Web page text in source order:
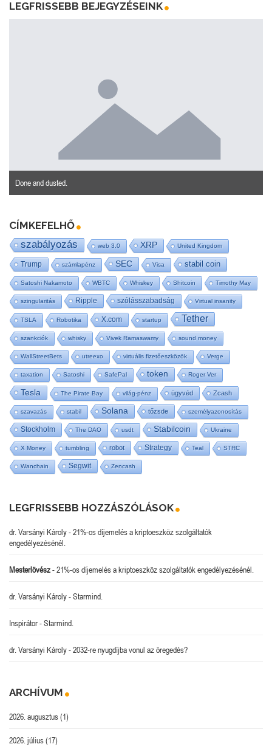
LEGFRISSEBB BEJEGYZÉSEINK
Done and dusted.
CÍMKEFELHŐ
szabályozás web 3.0 XRP United Kingdom
Trump számlapénz SEC Visa stabil coin
Satoshi Nakamoto WBTC Whiskey Shitcoin Timothy May
szingularitás Ripple szólásszabadság Virtual insanity
TSLA Robotika X.com startup Tether
szankciók whisky Vivek Ramaswamy sound money
WallStreetBets utreexo virtuális fizetőeszközök Verge
taxation Satoshi SafePal token Roger Ver
Tesla The Pirate Bay világ-pénz ügyvéd Zcash
szavazás stabil Solana tőzsde személyazonosítás
Stockholm The DAO usdt Stabilcoin Ukraine
X Money tumbling robot Strategy Teal STRC
Wanchain Segwit Zencash
LEGFRISSEBB HOZZÁSZÓLÁSOK
dr. Varsányi Károly-21%-os díjemelés a kriptoeszköz szolgáltatók
engedélyezésénél.
Mesterlövész-21%-os díjemelés a kriptoeszköz szolgáltatók engedélyezésénél.
dr. Varsányi Károly-Starmind.
Inspirátor-Starmind.
dr. Varsányi Károly-2032-re nyugdíjba vonul az öregedés?
ARCHÍVUM
2026. augusztus(1)
2026. július(17)